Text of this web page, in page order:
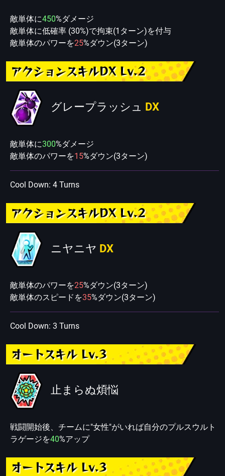
敵単体に450%ダメージ
敵単体に低確率 (30%)で拘束(1ターン)を付与
敵単体のパワーを25%ダウン(3ターン)
アクションスキルDX Lv.2
グレープラッシュ DX
敵単体に300%ダメージ
敵単体のパワーを15%ダウン(3ターン)
Cool Down: 4 Turns
アクションスキルDX Lv.2
ニヤニヤ DX
敵単体のパワーを25%ダウン(3ターン)
敵単体のスピードを35%ダウン(3ターン)
Cool Down: 3 Turns
オートスキル Lv.3
止まらぬ煩悩
戦闘開始後、チームに"女性"がいれば自分のプルスウルト
ラゲージを40%アップ
オートスキル Lv.3